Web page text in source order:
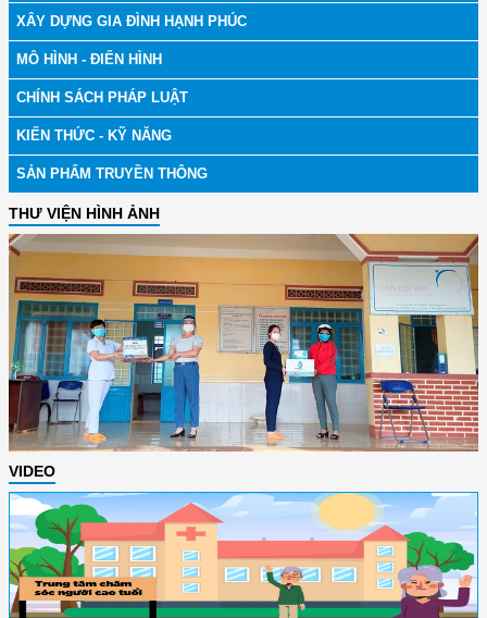
XÂY DỰNG GIA ĐÌNH HẠNH PHÚC
MÔ HÌNH - ĐIỂN HÌNH
CHÍNH SÁCH PHÁP LUẬT
KIẾN THỨC - KỸ NĂNG
SẢN PHẨM TRUYỀN THÔNG
THƯ VIỆN HÌNH ẢNH
VIDEO